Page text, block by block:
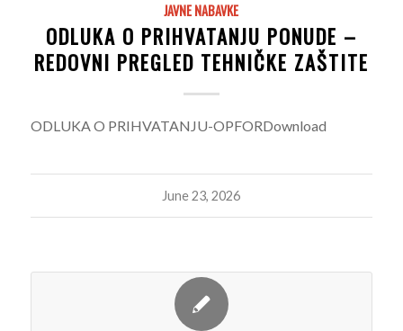
JAVNE NABAVKE
ODLUKA O PRIHVATANJU PONUDE –
REDOVNI PREGLED TEHNIČKE ZAŠTITE
ODLUKA O PRIHVATANJU-OPFORDownload
June 23, 2026